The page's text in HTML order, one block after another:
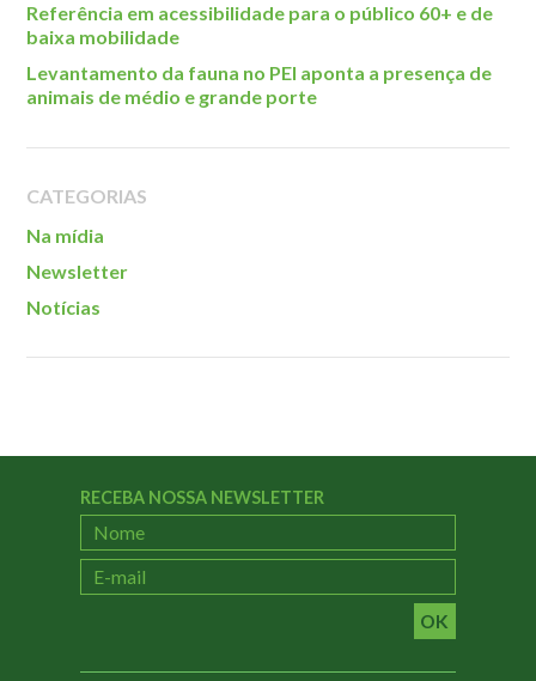
Contato
Como chegar
Perguntas frequentes
Localização
Referência em acessibilidade para o público 60+ e de
baixa mobilidade
Levantamento da fauna no PEI aponta a presença de
animais de médio e grande porte
CATEGORIAS
Na mídia
Newsletter
Notícias
RECEBA NOSSA NEWSLETTER
OK